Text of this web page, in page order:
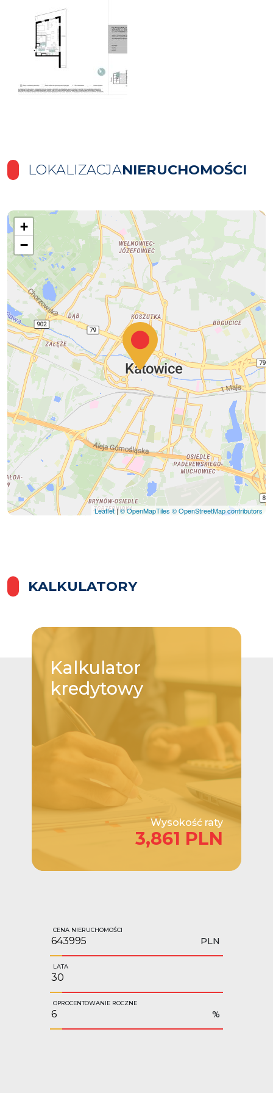
LOKALIZACJANIERUCHOMOŚCI
+
−
Leaflet|© OpenMapTiles © OpenStreetMap contributors
KALKULATORY
Kalkulator
kredytowy
Wysokość raty
3,861 PLN
CENA NIERUCHOMOŚCI
PLN
LATA
OPROCENTOWANIE ROCZNE
%